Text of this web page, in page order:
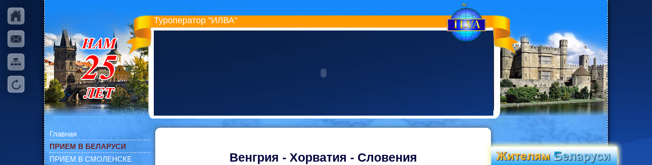
Туроператор "ИЛВА"
Главная
ПРИЕМ В БЕЛАРУСИ
ПРИЕМ В СМОЛЕНСКЕ
Венгрия - Хорватия - Словения